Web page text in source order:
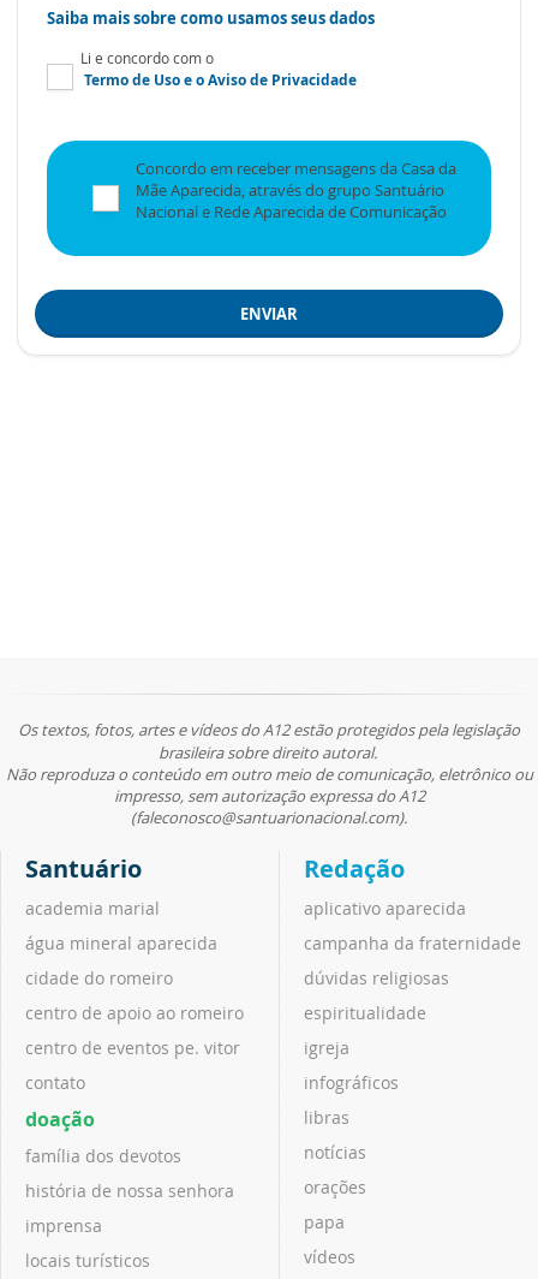
Saiba mais sobre como usamos seus dados
Li e concordo com o
Termo de Usoe oAviso de Privacidade
Concordo em receber mensagens da Casa da
Mãe Aparecida, através do grupo Santuário
Nacional e Rede Aparecida de Comunicação
ENVIAR
Os textos, fotos, artes e vídeos do A12 estão protegidos pela legislação
brasileira sobre direito autoral.
Não reproduza o conteúdo em outro meio de comunicação, eletrônico ou
impresso, sem autorização expressa do A12
(faleconosco@santuarionacional.com).
Santuário
academia marial
água mineral aparecida
cidade do romeiro
centro de apoio ao romeiro
centro de eventos pe. vitor
contato
doação
família dos devotos
história de nossa senhora
imprensa
locais turísticos
Redação
aplicativo aparecida
campanha da fraternidade
dúvidas religiosas
espiritualidade
igreja
infográficos
libras
notícias
orações
papa
vídeos